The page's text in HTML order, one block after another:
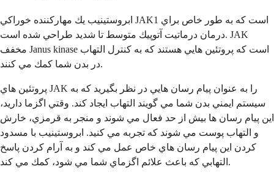
ابروستينيب يك مهاركننده خوراكي JAK1 است كه به طور خاص براي
درمان درماتيت آتوپيك متوسط تا شديد طراحي شده است. JAK
مخفف Janus kinase است كه پروتئين هايي هستند كه به كنترل التهاب
در بدن شما كمك مي كنند.
پروتئين هاي JAK را به عنوان پيام رسان هايي در نظر بگيريد كه به
سيستم ايمني بدن شما مي گويند التهاب ايجاد كند. وقتي اگزما داريد،
اين پيام رسان ها بيش از حد فعال مي شوند و منجر به قرمزي، خارش
و التهاب پوست مي شوند كه تجربه مي كنيد. ابروستينيب با مسدود
كردن اين پيام رسان هاي خاص عمل مي كند و به آرام كردن پاسخ
التهابي كه باعث علائم اگزماي شما مي شود، كمك مي كند.